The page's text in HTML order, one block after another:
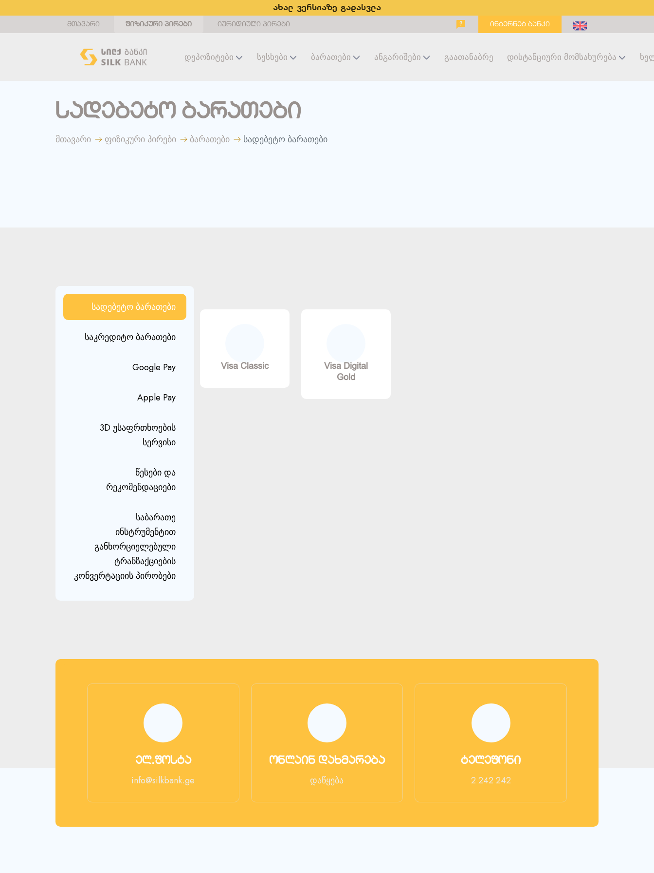
ახალ ვერსიაზე გადასვლა
მთავარი ფიზიკური პირები იურიდიული პირები ინტერნეტ ბანკი
Დეპოზიტები Სესხები Ბარათები Ანგარიშები Გაათანაბრე Დისტანციური Მომსახურება
სადებეტო ბარათები
მთავარი ფიზიკური პირები ბარათები სადებეტო ბარათები
სადებეტო ბარათები
საკრედიტო ბარათები
Google Pay
Apple Pay
3D უსაფრთხოების
სერვისი
წესები და
რეკომენდაციები
საბარათე
ინსტრუმენტით
განხორციელებული
ტრანზაქციების
კონვერტაციის პირობები
Visa Classic
Visa Digital
Gold
ელ.ფოსტა
info@silkbank.ge
ონლაინ დახმარება
დაწყება
ტელეფონი
2 242 242